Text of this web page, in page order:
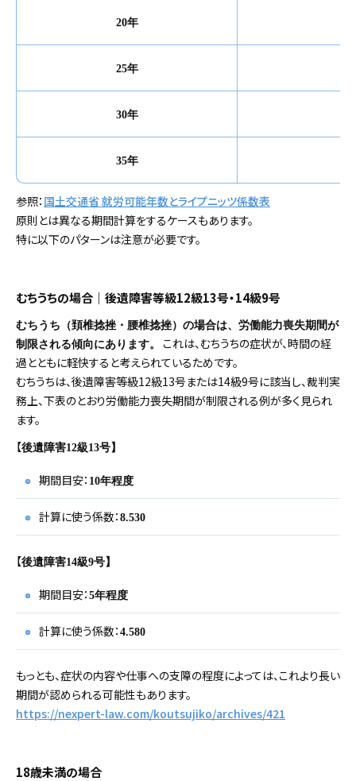
20年
25年
30年
35年
参照： 国土交通省 就労可能年数とライプニッツ係数表
原則とは異なる期間計算をするケースもあります。
特に以下のパターンは注意が必要です。
むちうちの場合｜後遺障害等級12級13号・14級9号
むちうち（頚椎捻挫・腰椎捻挫）の場合は、労働能力喪失期間が
制限される傾向にあります。
これは、むちうちの症状が、時間の経
過とともに軽快すると考えられているためです。
むちうちは、後遺障害等級12級13号または14級9号に該当し、裁判実
務上、下表のとおり労働能力喪失期間が制限される例が多く見られ
ます。
【後遺障害12級13号】
期間目安： 10年程度
計算に使う係数： 8.530
【後遺障害14級9号】
期間目安： 5年程度
計算に使う係数： 4.580
もっとも、症状の内容や仕事への支障の程度によっては、これより長い
期間が認められる可能性もあります。
https://nexpert-law.com/koutsujiko/archives/421
18歳未満の場合